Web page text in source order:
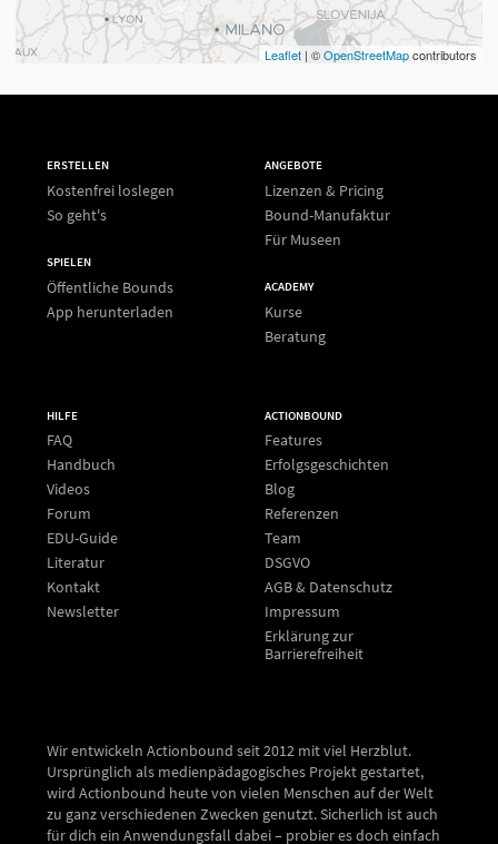
Leaflet | ©OpenStreetMapcontributors
ERSTELLEN
Kostenfrei loslegen
So geht's
SPIELEN
Öffentliche Bounds
App herunterladen
ANGEBOTE
Lizenzen & Pricing
Bound-Manufaktur
Für Museen
ACADEMY
Kurse
Beratung
HILFE
FAQ
Handbuch
Videos
Forum
EDU-Guide
Literatur
Kontakt
Newsletter
ACTIONBOUND
Features
Erfolgsgeschichten
Blog
Referenzen
Team
DSGVO
AGB & Datenschutz
Impressum
Erklärung zur
Barrierefreiheit
Wir entwickeln Actionbound seit 2012 mit viel Herzblut.
Ursprünglich als medienpädagogisches Projekt gestartet,
wird Actionbound heute von vielen Menschen auf der Welt
zu ganz verschiedenen Zwecken genutzt. Sicherlich ist auch
für dich ein Anwendungsfall dabei – probier es doch einfach